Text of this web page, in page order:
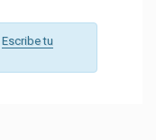
Escribe tu